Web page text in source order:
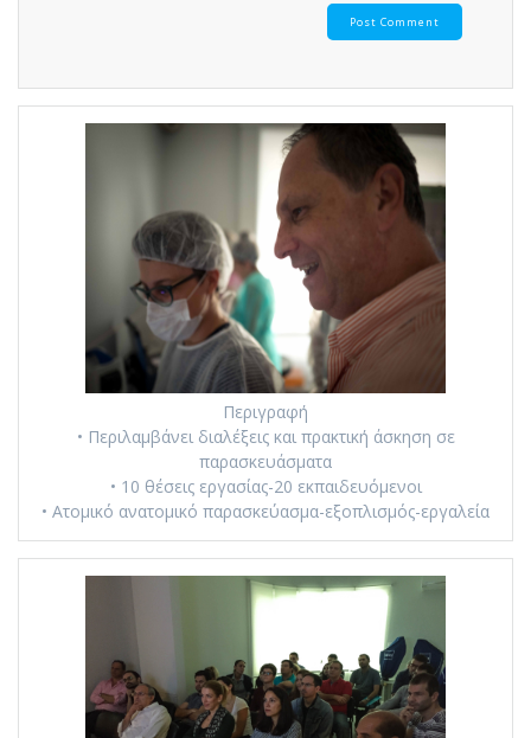
Περιγραφή
• Περιλαμβάνει διαλέξεις και πρακτική άσκηση σε
παρασκευάσματα
• 10 θέσεις εργασίας-20 εκπαιδευόμενοι
• Ατομικό ανατομικό παρασκεύασμα-εξοπλισμός-εργαλεία